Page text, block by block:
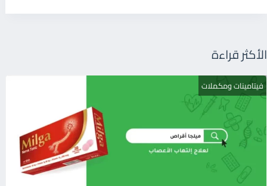
الأكثر قراءة
فيتامينات ومكملات